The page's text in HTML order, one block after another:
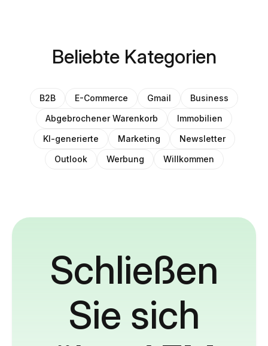
Beliebte Kategorien
B2B E-Commerce Gmail
Business
Abgebrochener Warenkorb
Immobilien
KI-generierte
Marketing
Newsletter
Outlook
Werbung Willkommen
Schließen
Sie sich